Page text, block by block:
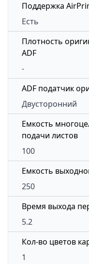
Поддержка
Есть
Плотность
ADF
-
ADF податчик
Двусторонний
Емкость
подачи листов
100
Емкость
250
Время выхода
5.2
Кол-во цветов
1